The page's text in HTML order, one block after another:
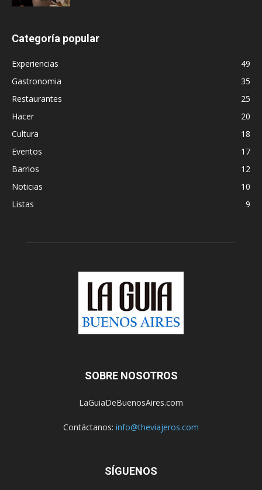
Categoría popular
Experiencias
49
Gastronomia
35
Restaurantes
25
Hacer
20
Cultura
18
Eventos
17
Barrios
12
Noticias
10
Listas
9
SOBRE NOSOTROS
LaGuiaDeBuenosAires.com
Contáctanos: info@theviajeros.com
SÍGUENOS